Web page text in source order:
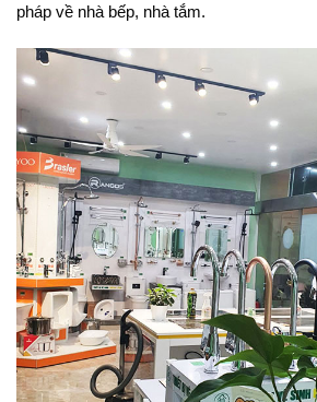
pháp về nhà bếp, nhà tắm.